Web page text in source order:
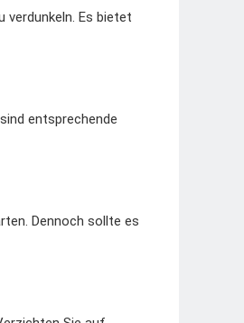
verdunkeln. Es bietet
entsprechende
Dennoch sollte es